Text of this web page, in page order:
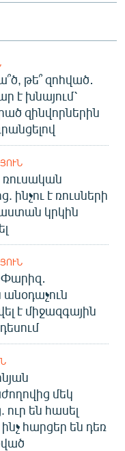
թե՞ զոհված․
է խնայում՝
զինվորներին
ինչու է ռուսների
կրկին
Փարիզ․
է միջազգային
մեկ
են հասել
հարցեր են դեռ